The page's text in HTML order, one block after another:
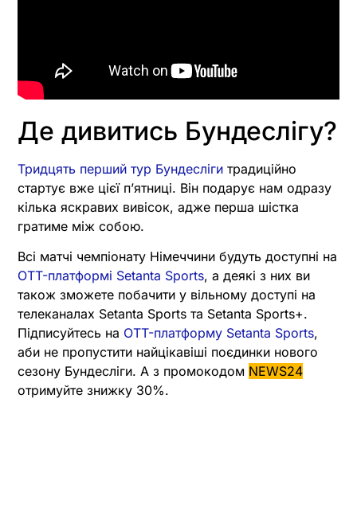
Де дивитись Бундеслігу?
Тридцять перший тур Бундесліги традиційно
стартує вже цієї пʼятниці. Він подарує нам одразу
кілька яскравих вивісок, адже перша шістка
гратиме між собою.
Всі матчі чемпіонату Німеччини будуть доступні на
OTT-платформі Setanta Sports, а деякі з них ви
також зможете побачити у вільному доступі на
телеканалах Setanta Sports та Setanta Sports+.
Підписуйтесь на OTT-платформу Setanta Sports,
аби не пропустити найцікавіші поєдинки нового
сезону Бундесліги. А з промокодом NEWS24
отримуйте знижку 30%.